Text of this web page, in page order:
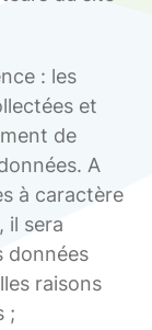
: les
et
de
A
à caractère
il sera
données
raisons
;